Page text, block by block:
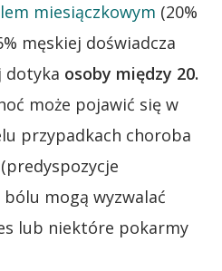
miesiączkowym (20%
męskiej doświadcza
dotyka osoby między 20.
może pojawić się w
przypadkach choroba
mogą wyzwalać
lub niektóre pokarmy